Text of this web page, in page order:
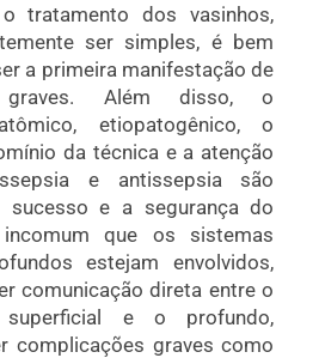
tratamento dos vasinhos,
ser simples, é bem
a primeira manifestação de
Além disso, o
etiopatogênico, o
da técnica e a atenção
e antissepsia são
sucesso e a segurança do
que os sistemas
estejam envolvidos,
comunicação direta entre o
superficial e o profundo,
complicações graves como